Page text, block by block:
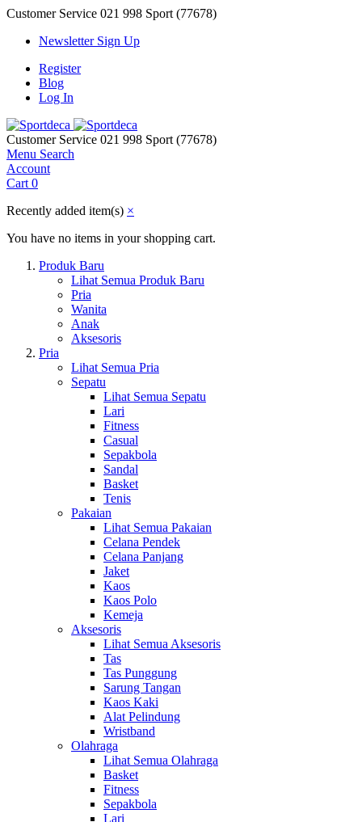
Customer Service 021 998 Sport (77678)
Newsletter Sign Up
Register
Blog
Log In
Customer Service 021 998 Sport (77678)
Menu Search
Account
Cart 0
Recently added item(s) ×
You have no items in your shopping cart.
Produk Baru
Lihat Semua Produk Baru
Pria
Wanita
Anak
Aksesoris
Pria
Lihat Semua Pria
Sepatu
Lihat Semua Sepatu
Lari
Fitness
Casual
Sepakbola
Sandal
Basket
Tenis
Pakaian
Lihat Semua Pakaian
Celana Pendek
Celana Panjang
Jaket
Kaos
Kaos Polo
Kemeja
Aksesoris
Lihat Semua Aksesoris
Tas
Tas Punggung
Sarung Tangan
Kaos Kaki
Alat Pelindung
Wristband
Olahraga
Lihat Semua Olahraga
Basket
Fitness
Sepakbola
Lari